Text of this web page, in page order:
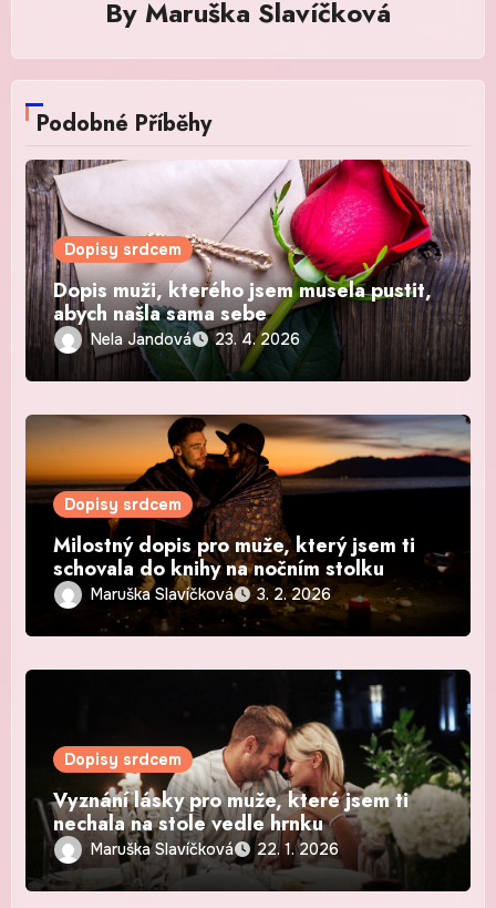
By Maruška Slavíčková
Podobné Příběhy
Dopisy srdcem
Dopis muži, kterého jsem musela pustit,
abych našla sama sebe
Nela Jandová 23. 4. 2026
Dopisy srdcem
Milostný dopis pro muže, který jsem ti
schovala do knihy na nočním stolku
Maruška Slavíčková 3. 2. 2026
Dopisy srdcem
Vyznání lásky pro muže, které jsem ti
nechala na stole vedle hrnku
Maruška Slavíčková 22. 1. 2026